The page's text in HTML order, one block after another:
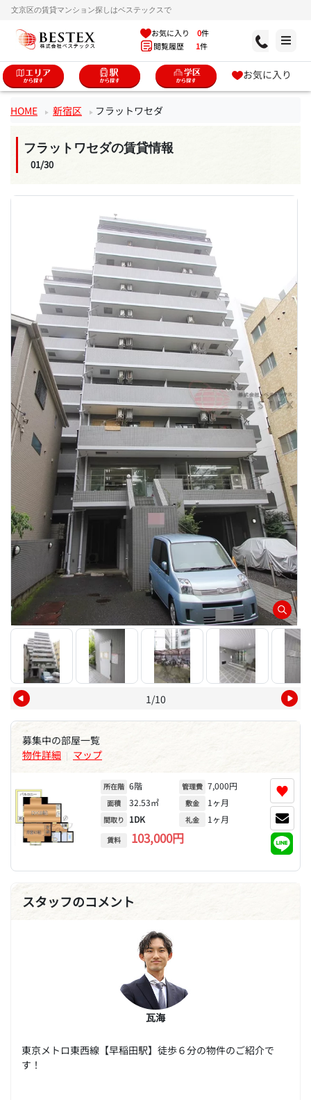
文京区の賃貸マンション探しはベステックスで
お気に入り 0件
閲覧履歴 1件
お気に入り
HOME 新宿区 フラットワセダ
フラットワセダの賃貸情報
01/30
1/10
募集中の部屋一覧
物件詳細 | マップ
所在階 6階
面積 32.53㎡
間取り 1DK
賃料 103,000円
管理費 7,000円
敷金 1ヶ月
礼金 1ヶ月
♥
スタッフのコメント
瓦海
東京メトロ東西線【早稲田駅】徒歩６分の物件のご紹介で
す！